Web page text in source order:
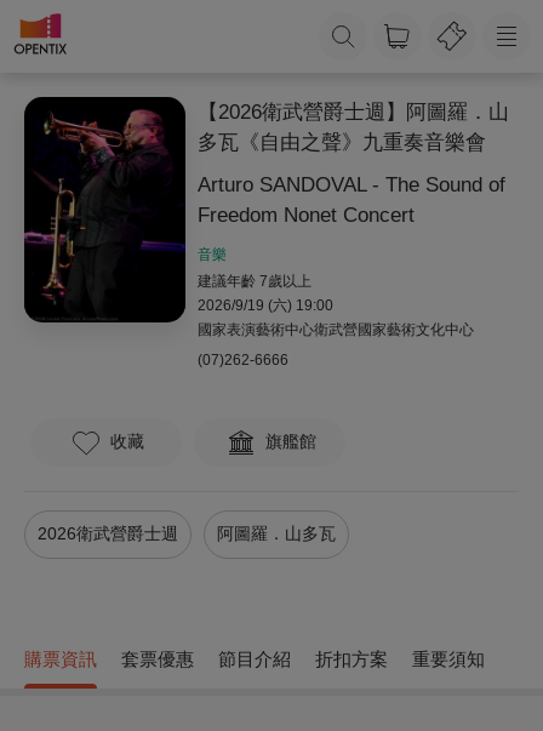
【2026衛武營爵士週】阿圖羅．山
多瓦《自由之聲》九重奏音樂會
Arturo SANDOVAL - The Sound of
Freedom Nonet Concert
音樂
建議年齡 7歲以上
2026/9/19 (六) 19:00
國家表演藝術中心衛武營國家藝術文化中心
(07)262-6666
收藏 旗艦館
2026衛武營爵士週 阿圖羅．山多瓦
購票資訊 套票優惠 節目介紹 折扣方案 重要須知